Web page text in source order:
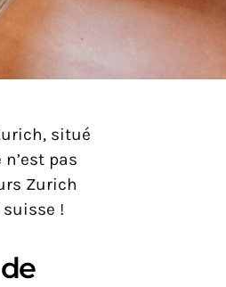
situé
pas
Zurich
!